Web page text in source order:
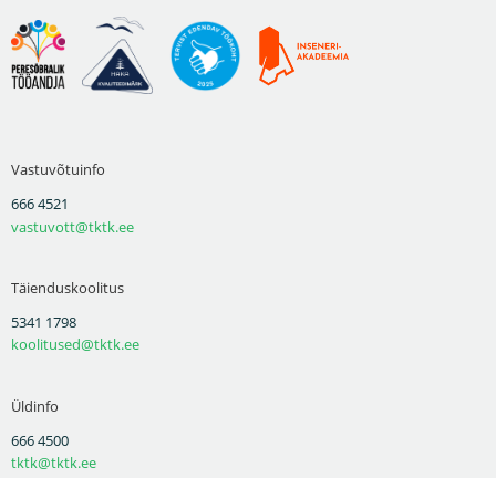
Vastuvõtuinfo
666 4521
vastuvott@tktk.ee
Täienduskoolitus
5341 1798
koolitused@tktk.ee
Üldinfo
666 4500
tktk@tktk.ee